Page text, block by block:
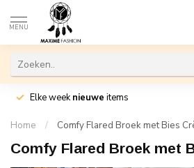
MENU
Elke weeknieuwe items
Home / Comfy Flared Broek met Bies
Comfy Flared Broek met